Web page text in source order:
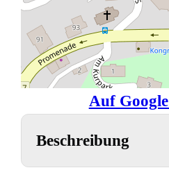
Auf
Beschreibung